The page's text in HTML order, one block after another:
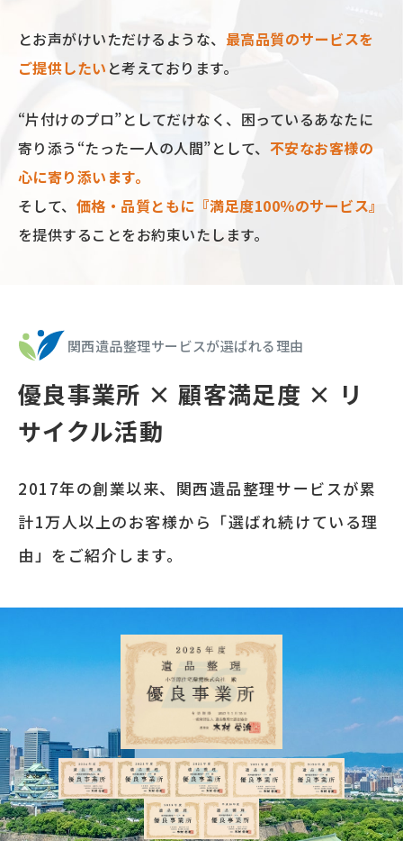
とお声がけいただけるような、 最⾼品質のサービスを
ご提供したい と考えております。
“⽚付けのプロ”としてだけなく、困っているあなたに
寄り添う“たった⼀⼈の⼈間”として、 不安なお客様の
⼼に寄り添います。
そして、 価格‧品質ともに『満⾜度100％のサービス』
を提供することをお約束いたします。
関西遺品整理サービスが選ばれる理由
優良事業所 × 顧客満足度 × リ
サイクル活動
2017年の創業以来、関西遺品整理サービスが累
計1万人以上のお客様から「選ばれ続けている理
由」をご紹介します。